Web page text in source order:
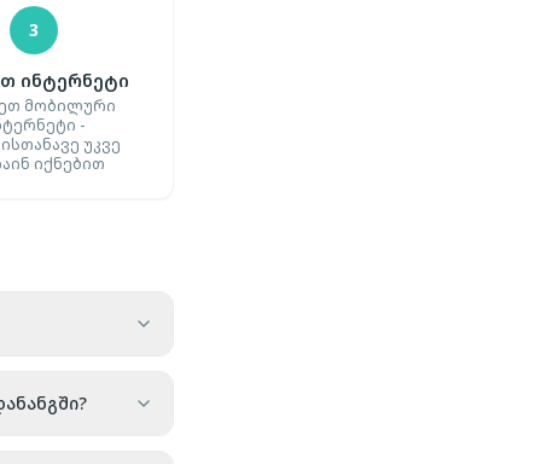
3
ინტერნეტი
მობილური
-
უკვე
იქნებით